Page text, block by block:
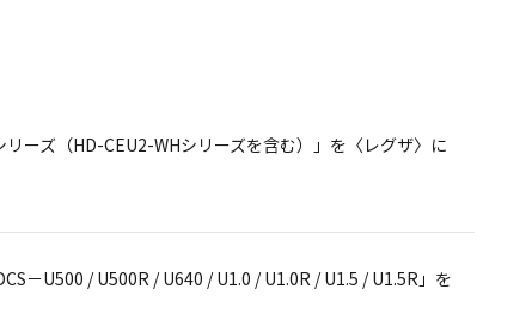
ーズ（HD-CEU2-WHシリーズを含む）」を〈レグザ〉に
－U500 / U500R / U640 / U1.0 / U1.0R / U1.5 / U1.5R」を
とお知らせ＞
様へ